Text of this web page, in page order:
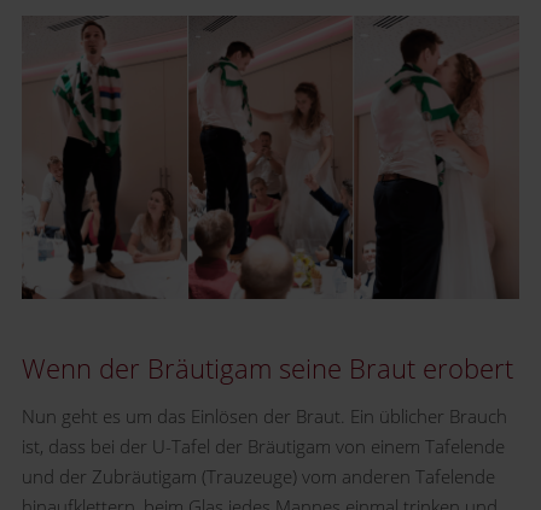
Wenn der Bräutigam seine Braut erobert
Nun geht es um das Einlösen der Braut. Ein üblicher Brauch
ist, dass bei der U-Tafel der Bräutigam von einem Tafelende
und der Zubräutigam (Trauzeuge) vom anderen Tafelende